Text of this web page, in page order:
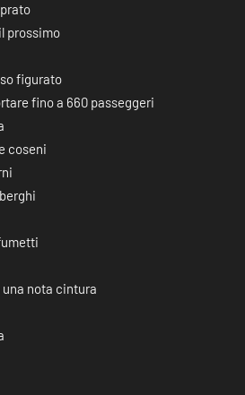
prossimo
figurato
fino a 660 passeggeri
coseni
nota cintura